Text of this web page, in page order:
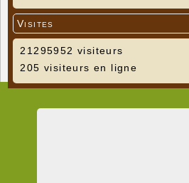
Visites
21295952 visiteurs
205 visiteurs en ligne